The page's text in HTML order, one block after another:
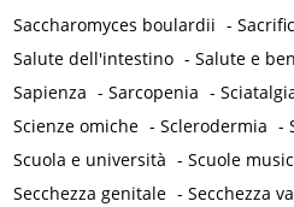
Saccharomyces boulardii -
Salute dell'intestino -Salute e
Sapienza -Sarcopenia -
Scienze omiche -Sclerodermia -
Scuola e università -Scuole
Secchezza genitale -Secchezza